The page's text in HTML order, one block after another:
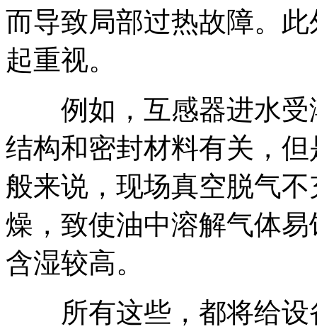
而导致局部过热故障。
起重视。
例如，互感器进水受
结构和密封材料有关，
般来说，现场真空脱气
燥，致使油中溶解气体
含湿较高。
所有这些，都将给设